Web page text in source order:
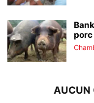
AUCUN